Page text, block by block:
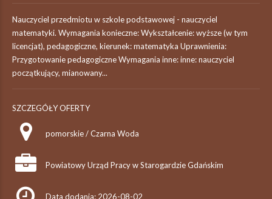
Nauczyciel przedmiotu w szkole podstawowej - nauczyciel
matematyki. Wymagania konieczne: Wykształcenie: wyższe (w tym
licencjat), pedagogiczne, kierunek: matematyka Uprawnienia:
Przygotowanie pedagogiczne Wymagania inne: inne: nauczyciel
początkujący, mianowany...
SZCZEGÓŁY OFERTY
pomorskie / Czarna Woda
Powiatowy Urząd Pracy w Starogardzie Gdańskim
Data dodania: 2026-08-02